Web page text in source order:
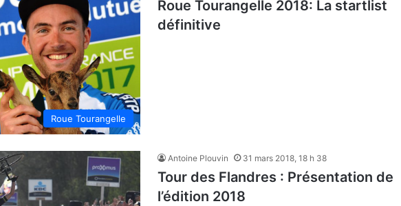
Roue Tourangelle
Roue Tourangelle 2018: La startlist
définitive
Antoine Plouvin 31 mars 2018, 18 h 38
Tour des Flandres : Présentation de
l’édition 2018